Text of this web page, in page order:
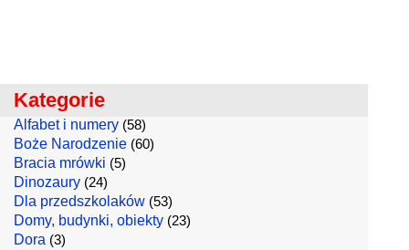
Kategorie
Alfabet i numery (58)
Boże Narodzenie (60)
Bracia mrówki (5)
Dinozaury (24)
Dla przedszkolaków (53)
Domy, budynki, obiekty (23)
Dora (3)